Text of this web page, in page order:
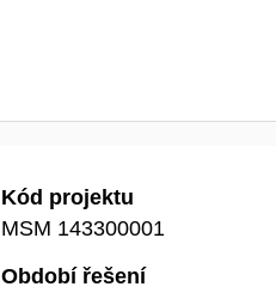
Kód projektu
MSM 143300001
Období řešení